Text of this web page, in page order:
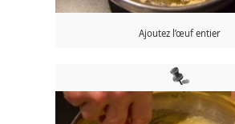
Ajoutez l’œuf entier